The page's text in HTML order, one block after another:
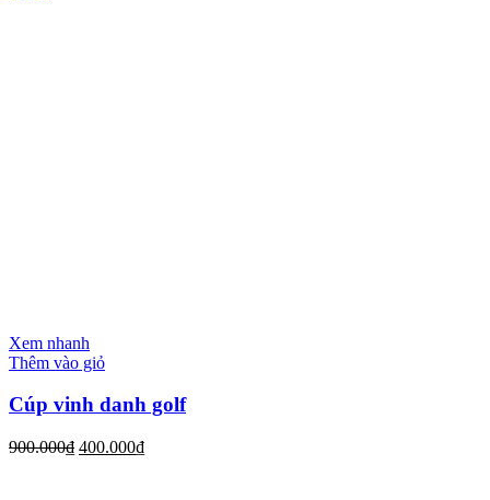
Xem nhanh
Thêm vào giỏ
Cúp vinh danh golf
900.000₫ 400.000₫